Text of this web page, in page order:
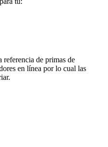
referencia de primas de
en línea por lo cual las